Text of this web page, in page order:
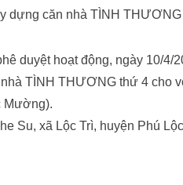
dựng căn nhà TÌNH
duyệt hoạt động, ngày 10/4/
TÌNH THƯƠNG thứ 4 cho
Mường).
Su, xã Lộc Trì, huyện Phú